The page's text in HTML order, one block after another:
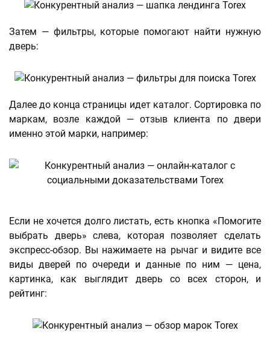
Затем — фильтры, которые помогают найти нужную
дверь:
Далее до конца страницы идет каталог. Сортировка по
маркам, возле каждой — отзыв клиента по двери
именно этой марки, например:
Если не хочется долго листать, есть кнопка «Помогите
выбрать дверь» слева, которая позволяет сделать
экспресс-обзор. Вы нажимаете на рычаг и видите все
виды дверей по очереди и данные по ним — цена,
картинка, как выглядит дверь со всех сторон, и
рейтинг: